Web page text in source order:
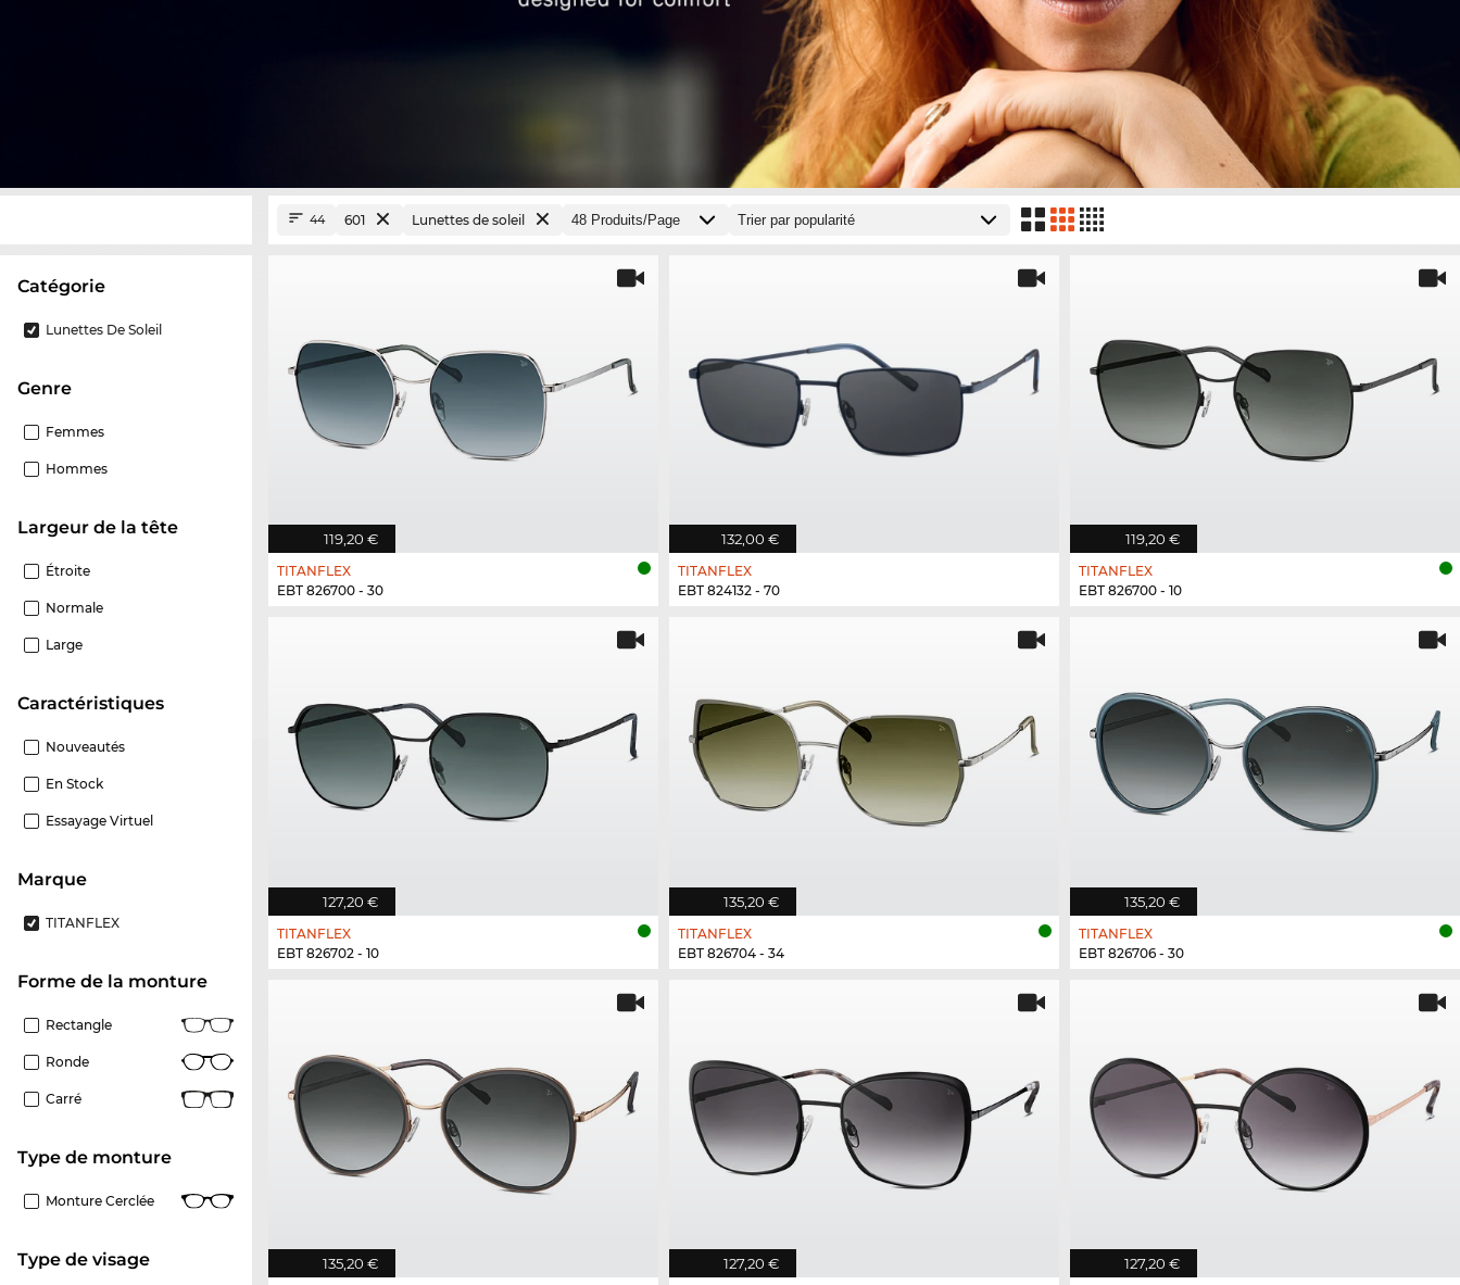
Catégorie
Lunettes De Soleil
Genre
Femmes
Hommes
Largeur de la tête
Étroite
Normale
Large
Caractéristiques
Nouveautés
En Stock
Essayage Virtuel
Marque
TITANFLEX
Forme de la monture
Rectangle
Ronde
Carré
Type de monture
Monture Cerclée
Type de visage
44 601 Lunettes de soleil
119,20 €
TITANFLEX
EBT 826700 - 30
132,00 €
TITANFLEX
EBT 824132 - 70
119,20 €
TITANFLEX
EBT 826700 - 10
127,20 €
TITANFLEX
EBT 826702 - 10
135,20 €
TITANFLEX
EBT 826704 - 34
135,20 €
TITANFLEX
EBT 826706 - 30
135,20 € 127,20 € 127,20 €